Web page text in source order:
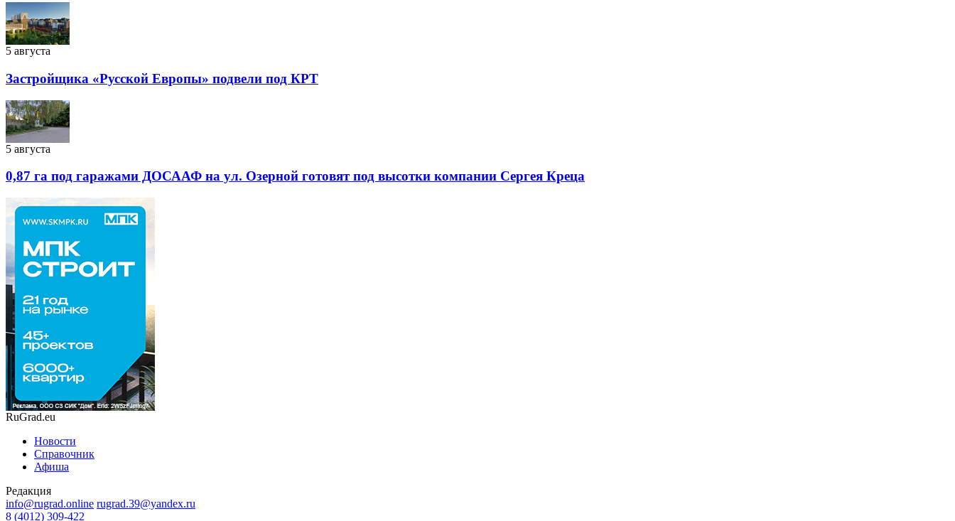
5 августа
Застройщика «Русской Европы» подвели под КРТ
5 августа
0,87 га под гаражами ДОСААФ на ул. Озерной готовят под высотки компании Сергея Креца
RuGrad.eu
Новости
Справочник
Афиша
Редакция
info@rugrad.online rugrad.39@yandex.ru
8 (4012) 309-422